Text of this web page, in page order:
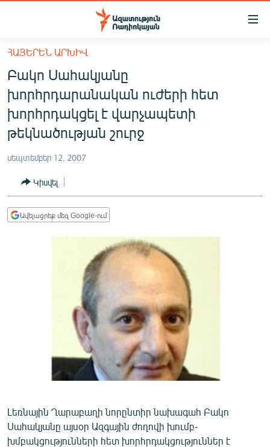
Մատչելիության
հիմնական
բովանդակությանը
Անցնել
հիմնական
մենյուին
Որոնում
ՀԱՅԱՍՏԱՆ
ՔԱՂԱՔԱԿԱՆ
ԸՆՏՐՈՒԹՅՈՒՆՆԵՐ 2026
ՏՆՏԵՍՈՒԹՅՈՒՆ
ՂԱՐԱԲԱՂ
ՊԱՏԵՐԱԶՄԻ 6 ՇԱԲԱԹՆԵՐԸ
ՄԵԿՆԱԲԱՆՈՒԹՅՈՒՆ
ՏՏ ԵՒ ԻՆՏԵՐՆԵՏ
ԱՐԽԻՎ
ՏԵՍԱՆՅՈՒԹԵՐ
ՀԱՅԵՐԵՆ ԱՐԽԻՎ
Բակո Սահակյանը
խորհրդարանական ուժերի հետ
խորհրդակցել է վարչապետի
թեկնածության շուրջ
սեպտեմբեր 12, 2007
Կիսվել
Ավելացրեք մեզ Google-ում
Լեռնային Ղարաբաղի նորընտիր նախագահ Բակո
Սահակյանը այսօր Ազգային ժողովի խումբ-
խմբակցությունների հետ խորհրդակցություններ է